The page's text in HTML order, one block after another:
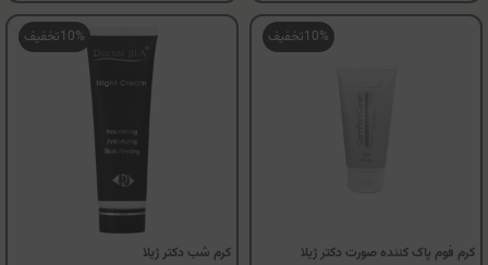
10%تخفیف
کرم فوم پاک کننده صورت دکتر ژیلا
10%تخفیف
کرم شب دکتر ژیلا